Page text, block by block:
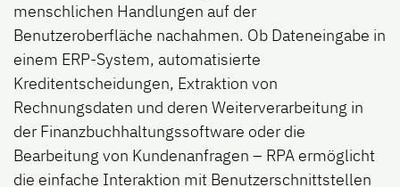
menschlichen Handlungen auf der
Benutzeroberfläche nachahmen. Ob Dateneingabe in
einem ERP-System, automatisierte
Kreditentscheidungen, Extraktion von
Rechnungsdaten und deren Weiterverarbeitung in
der Finanzbuchhaltungssoftware oder die
Bearbeitung von Kundenanfragen – RPA ermöglicht
die einfache Interaktion mit Benutzerschnittstellen